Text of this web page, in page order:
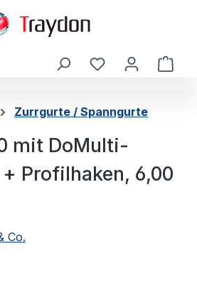
Zurrgurte / Spanngurte
mit DoMulti-
Profilhaken, 6,00